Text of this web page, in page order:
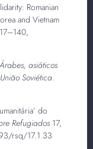
Romanian
and Vietnam
Árabes, asiáticos
Soviética.
do
Refugiados17,
rsq/17.1.33